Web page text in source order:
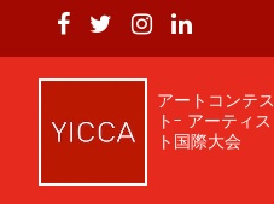
アートコンテス
ト- アーティス
ト国際大会